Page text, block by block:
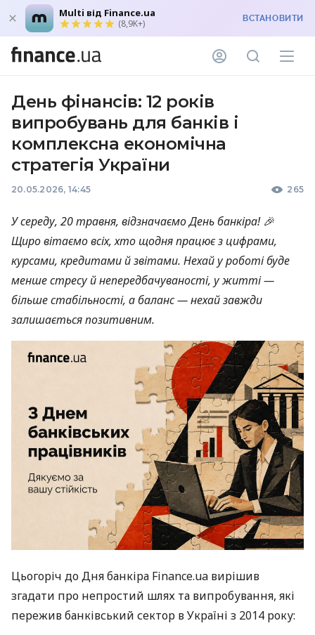
Multi від Finance.ua
(8,9K+) ВСТАНОВИТИ
День фінансів: 12 років
випробувань для банків і
комплексна економічна
стратегія України
20.05.2026, 14:45 265
У середу, 20 травня, відзначаємо День банкіра! 🎉
Щиро вітаємо всіх, хто щодня працює з цифрами,
курсами, кредитами й звітами. Нехай у роботі буде
менше стресу й непередбачуваності, у житті —
більше стабільності, а баланс — нехай завжди
залишається позитивним.
Цьогоріч до Дня банкіра Finance.ua вирішив
згадати про непростий шлях та випробування, які
пережив банківський сектор в Україні з 2014 року: